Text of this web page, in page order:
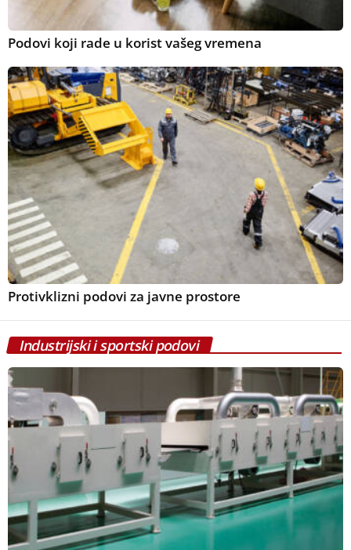
Podovi koji rade u korist vašeg vremena
Protivklizni podovi za javne prostore
Industrijski i sportski podovi